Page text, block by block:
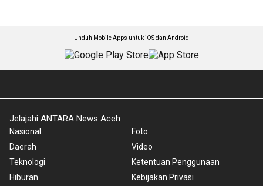
Unduh Mobile Apps untuk iOS dan Android
Jelajahi ANTARA News Aceh
Nasional
Daerah
Teknologi
Hiburan
Foto
Video
Ketentuan Penggunaan
Kebijakan Privasi